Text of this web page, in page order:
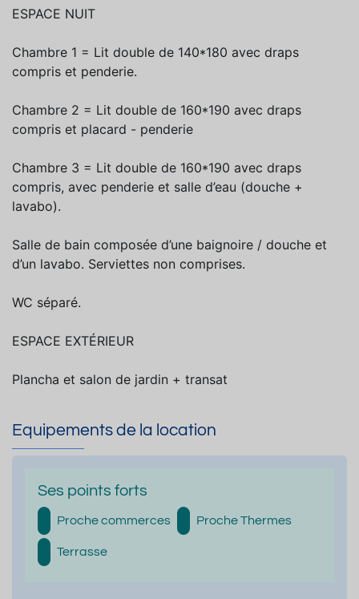
ESPACE NUIT
Chambre 1 = Lit double de 140*180 avec draps
compris et penderie.
Chambre 2 = Lit double de 160*190 avec draps
compris et placard - penderie
Chambre 3 = Lit double de 160*190 avec draps
compris, avec penderie et salle d’eau (douche +
lavabo).
Salle de bain composée d’une baignoire / douche et
d’un lavabo. Serviettes non comprises.
WC séparé.
ESPACE EXTÉRIEUR
Plancha et salon de jardin + transat
Equipements de la location
Ses points forts
Proche commerces Proche Thermes
Terrasse